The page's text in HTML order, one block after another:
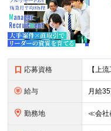
応募資格
給与
勤務地